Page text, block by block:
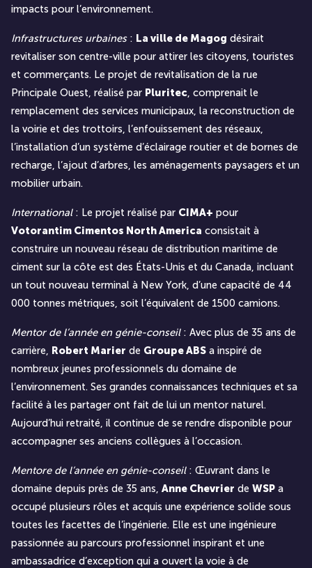
impacts pour l’environnement.
Infrastructures urbaines: La ville de Magog désirait
revitaliser son centre-ville pour attirer les citoyens, touristes
et commerçants. Le projet de revitalisation de la rue
Principale Ouest, réalisé par Pluritec, comprenait le
remplacement des services municipaux, la reconstruction de
la voirie et des trottoirs, l’enfouissement des réseaux,
l’installation d’un système d’éclairage routier et de bornes de
recharge, l’ajout d’arbres, les aménagements paysagers et un
mobilier urbain.
International: Le projet réalisé par CIMA+ pour
Votorantim Cimentos North America consistait à
construire un nouveau réseau de distribution maritime de
ciment sur la côte est des États-Unis et du Canada, incluant
un tout nouveau terminal à New York, d’une capacité de 44
000 tonnes métriques, soit l’équivalent de 1500 camions.
Mentor de l’année en génie-conseil: Avec plus de 35 ans de
carrière, Robert Marier de Groupe ABS a inspiré de
nombreux jeunes professionnels du domaine de
l’environnement. Ses grandes connaissances techniques et sa
facilité à les partager ont fait de lui un mentor naturel.
Aujourd’hui retraité, il continue de se rendre disponible pour
accompagner ses anciens collègues à l’occasion.
Mentore de l’année en génie-conseil: Œuvrant dans le
domaine depuis près de 35 ans, Anne Chevrier de WSP a
occupé plusieurs rôles et acquis une expérience solide sous
toutes les facettes de l’ingénierie. Elle est une ingénieure
passionnée au parcours professionnel inspirant et une
ambassadrice d’exception qui a ouvert la voie à de